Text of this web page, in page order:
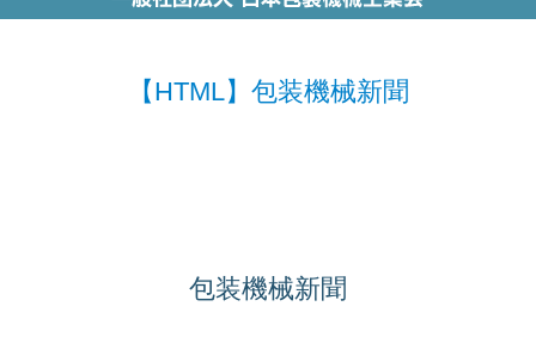
【HTML】包装機械新聞
包装機械新聞